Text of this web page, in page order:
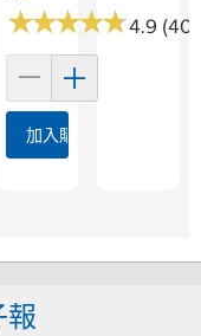
★★★★★
★★★★★4.9 (40)
加入購物車
報